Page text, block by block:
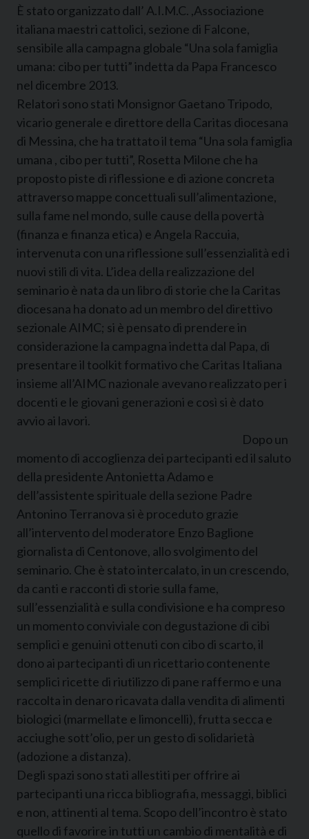
È stato organizzato dall’ A.I.M.C. ,Associazione
italiana maestri cattolici, sezione di Falcone,
sensibile alla campagna globale “Una sola famiglia
umana: cibo per tutti” indetta da Papa Francesco
nel dicembre 2013.
Relatori sono stati Monsignor Gaetano Tripodo,
vicario generale e direttore della Caritas diocesana
di Messina, che ha trattato il tema “Una sola famiglia
umana , cibo per tutti”, Rosetta Milone che ha
proposto piste di riflessione e di azione concreta
attraverso mappe concettuali sull’alimentazione,
sulla fame nel mondo, sulle cause della povertà
(finanza e finanza etica) e Angela Raccuia,
intervenuta con una riflessione sull’essenzialità ed i
nuovi stili di vita. L’idea della realizzazione del
seminario è nata da un libro di storie che la Caritas
diocesana ha donato ad un membro del direttivo
sezionale AIMC; si è pensato di prendere in
considerazione la campagna indetta dal Papa, di
presentare il toolkit formativo che Caritas Italiana
insieme all’AIMC nazionale avevano realizzato per i
docenti e le giovani generazioni e così si è dato
avvio ai lavori.
Dopo un
momento di accoglienza dei partecipanti ed il saluto
della presidente Antonietta Adamo e
dell’assistente spirituale della sezione Padre
Antonino Terranova si è proceduto grazie
all’intervento del moderatore Enzo Baglione
giornalista di Centonove, allo svolgimento del
seminario. Che è stato intercalato, in un crescendo,
da canti e racconti di storie sulla fame,
sull’essenzialità e sulla condivisione e ha compreso
un momento conviviale con degustazione di cibi
semplici e genuini ottenuti con cibo di scarto, il
dono ai partecipanti di un ricettario contenente
semplici ricette di riutilizzo di pane raffermo e una
raccolta in denaro ricavata dalla vendita di alimenti
biologici (marmellate e limoncelli), frutta secca e
acciughe sott’olio, per un gesto di solidarietà
(adozione a distanza).
Degli spazi sono stati allestiti per offrire ai
partecipanti una ricca bibliografia, messaggi, biblici
e non, attinenti al tema. Scopo dell’incontro è stato
quello di favorire in tutti un cambio di mentalità e di